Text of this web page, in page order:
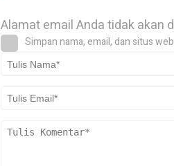
Alamat email Anda tidak akan
Simpan nama, email, dan situs